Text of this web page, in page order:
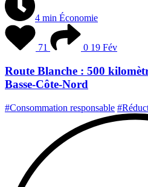
4 min Économie
71 0 19 Fév
Route Blanche : 500
Basse-Côte-Nord
#Consommation responsable